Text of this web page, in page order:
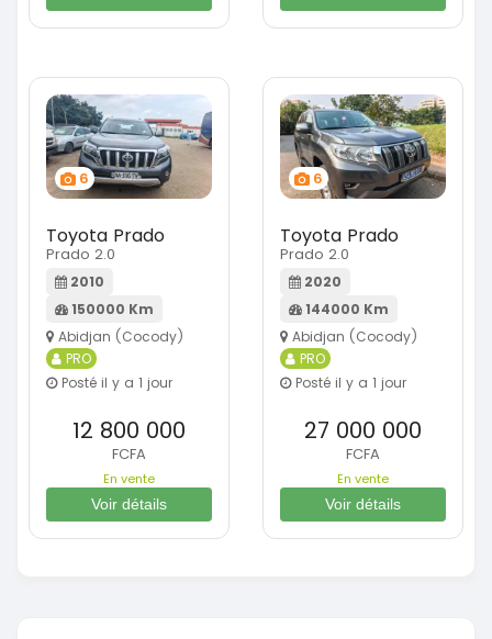
6
Toyota Prado
Prado 2.0
2010
150000 Km
Abidjan (Cocody)
PRO
Posté il y a 1 jour
12 800 000
FCFA
En vente
Voir détails
6
Toyota Prado
Prado 2.0
2020
144000 Km
Abidjan (Cocody)
PRO
Posté il y a 1 jour
27 000 000
FCFA
En vente
Voir détails